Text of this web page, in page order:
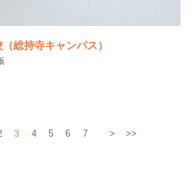
総持寺キャンパス）
3 4 5 6 7 > >>